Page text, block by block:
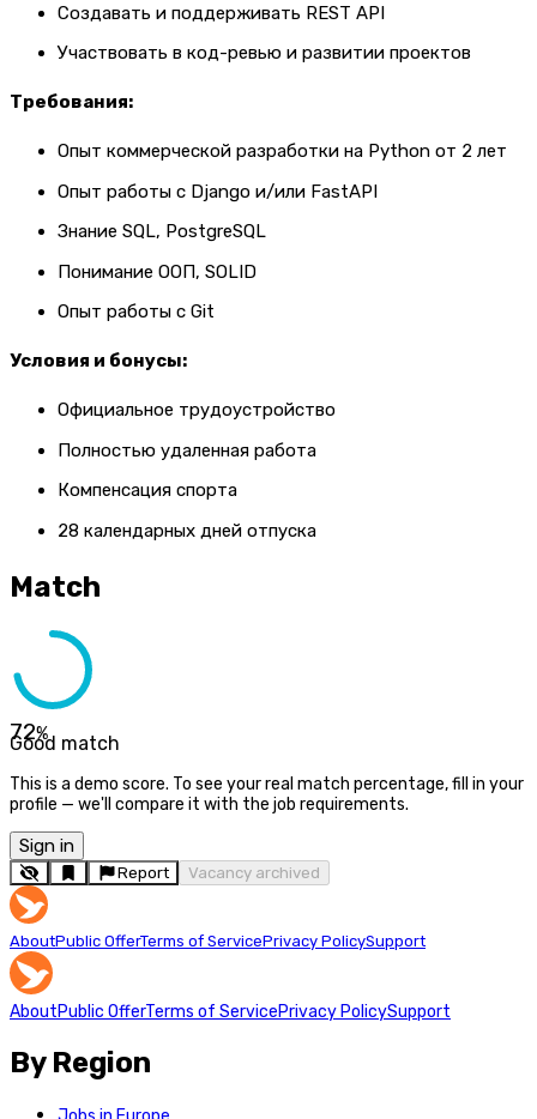
Создавать и поддерживать REST API
Участвовать в код-ревью и развитии проектов
Требования:
Опыт коммерческой разработки на Python от 2 лет
Опыт работы с Django и/или FastAPI
Знание SQL, PostgreSQL
Понимание ООП, SOLID
Опыт работы с Git
Условия и бонусы:
Официальное трудоустройство
Полностью удаленная работа
Компенсация спорта
28 календарных дней отпуска
Match
72%
Good match
This is a demo score. To see your real match percentage, fill in your
profile — we'll compare it with the job requirements.
Sign in
Report Vacancy archived
AboutPublic OfferTerms of ServicePrivacy PolicySupport
AboutPublic OfferTerms of ServicePrivacy PolicySupport
By Region